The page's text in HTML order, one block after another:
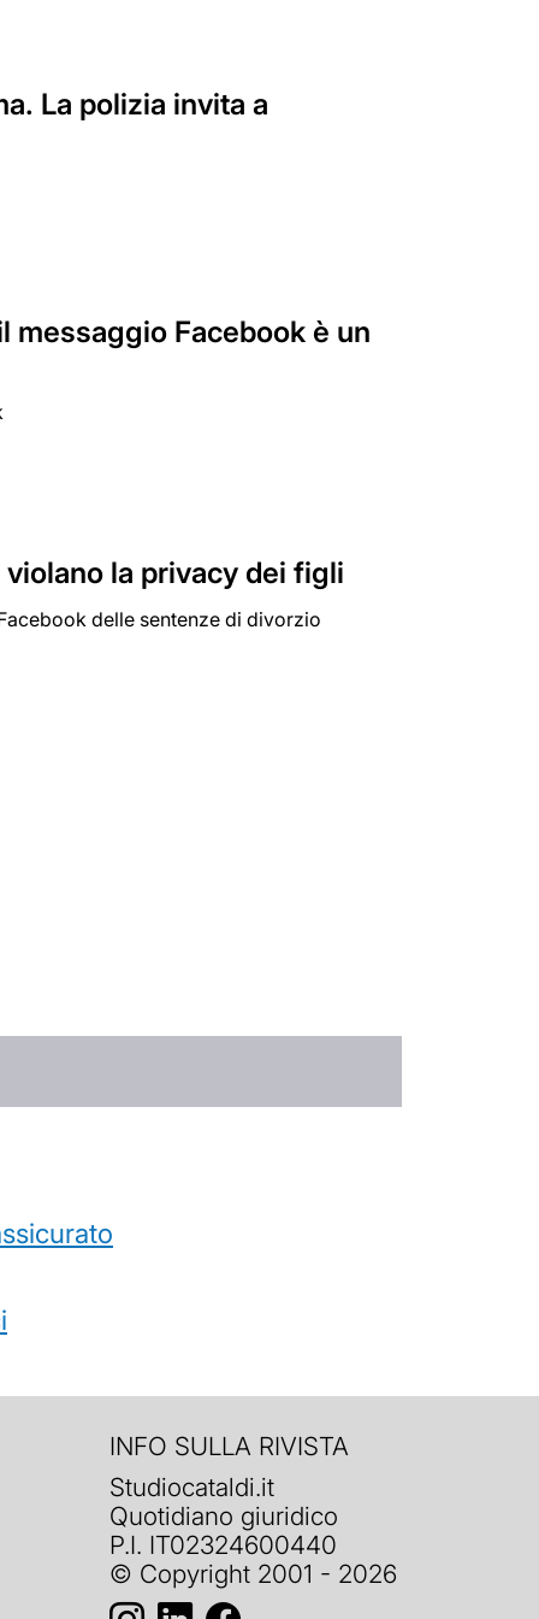
La polizia invita a
messaggio Facebook è un
la privacy dei figli
delle sentenze di divorzio
INFO SULLA RIVISTA
Studiocataldi.it
Quotidiano giuridico
P.I. IT02324600440
© Copyright 2001 - 2026